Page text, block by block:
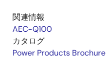
関連情報
AEC-Q100
カタログ
Power Products Brochure